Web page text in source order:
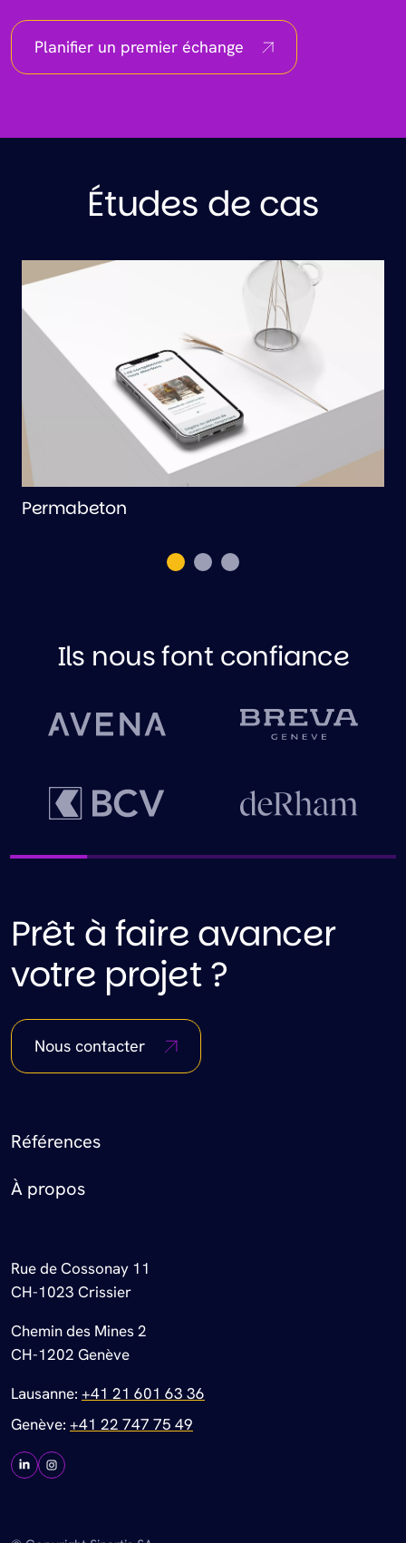
Planifier un premier échange
Études de cas
Permabeton
Ils nous font confiance
Prêt à faire avancer
votre projet ?
Nous contacter
Références
À propos
Rue de Cossonay 11
CH-1023 Crissier
Chemin des Mines 2
CH-1202 Genève
Lausanne: +41 21 601 63 36
Genève: +41 22 747 75 49